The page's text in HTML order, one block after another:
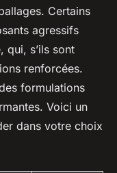
Certains
agressifs
qui, s’ils sont
renforcées.
formulations
Voici un
dans votre choix